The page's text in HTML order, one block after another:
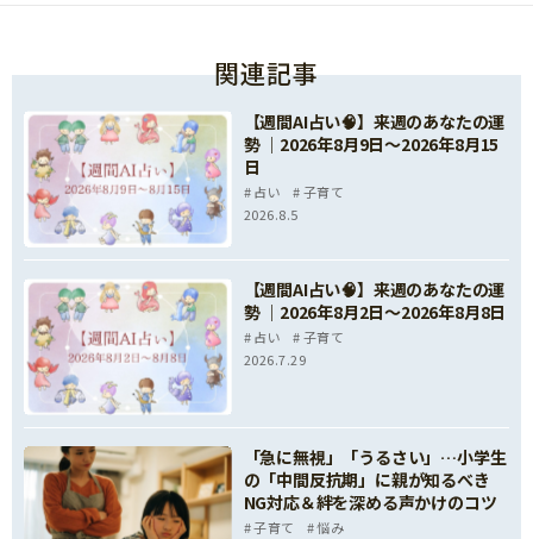
関連記事
【週間AI占い🧠】来週のあなたの運
勢 ｜2026年8月9日〜2026年8月15
日
占い
子育て
2026.8.5
【週間AI占い🧠】来週のあなたの運
勢 ｜2026年8月2日〜2026年8月8日
占い
子育て
2026.7.29
「急に無視」「うるさい」…小学生
の「中間反抗期」に親が知るべき
NG対応＆絆を深める声かけのコツ
子育て
悩み